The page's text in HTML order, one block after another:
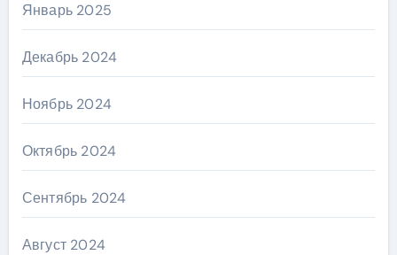
Январь 2025
Декабрь 2024
Ноябрь 2024
Октябрь 2024
Сентябрь 2024
Август 2024